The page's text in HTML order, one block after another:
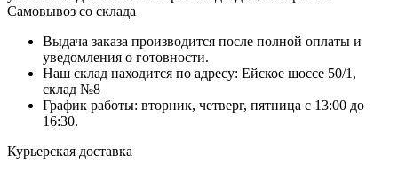
Самовывоз со склада
Выдача заказа производится после полной оплаты и
уведомления о готовности.
Наш склад находится по адресу: Ейское шоссе 50/1,
склад №8
График работы: вторник, четверг, пятница с 13:00 до
16:30.
Курьерская доставка